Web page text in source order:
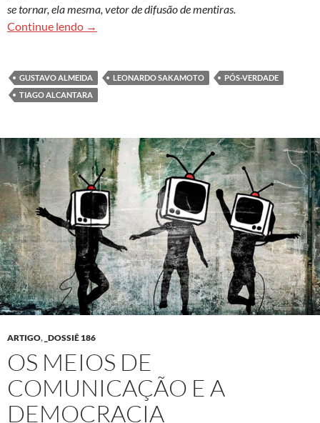
se tornar, ela mesma, vetor de difusão de mentiras.
Continue lendo Leonardo Sakamoto: O futuro das redes
→
GUSTAVO ALMEIDA LEONARDO SAKAMOTO
PÓS-VERDADE
TIAGO ALCANTARA
ARTIGO, _DOSSIÊ 186
OS MEIOS DE
COMUNICAÇÃO E A
DEMOCRACIA